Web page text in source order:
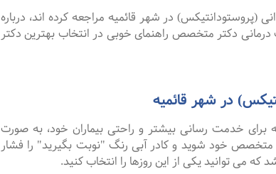
در شهر قائمیه مراجعه کرده اند، درباره
دکتر متخصص راهنمای خوبی در انتخاب بهترین دکتر
در شهر قائمیه
خدمت رسانی بیشتر و راحتی بیماران خود، به صورت
متخصص خود شوید و کادر آبی رنگ "نوبت بگیرید" را فشار
می توانید یکی از این روزها را انتخاب کنید.